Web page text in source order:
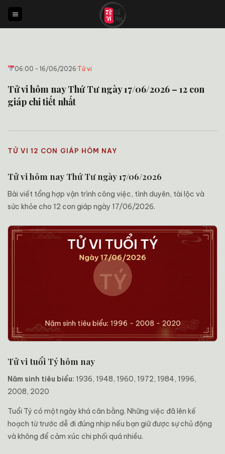
qua
nội
06:00 - 16/06/2026·Tử vi
Tử vi hôm nay Thứ Tư ngày 17/06/2026 – 12 con
giáp chi tiết nhất
TỬ VI 12 CON GIÁP HÔM NAY
Tử vi hôm nay Thứ Tư ngày 17/06/2026
Bài viết tổng hợp vận trình công việc, tình duyên, tài lộc và
sức khỏe cho 12 con giáp ngày 17/06/2026.
Tử vi tuổi Tý hôm nay
Năm sinh tiêu biểu: 1936, 1948, 1960, 1972, 1984, 1996,
2008, 2020
Tuổi Tý có một ngày khá cân bằng. Những việc đã lên kế
hoạch từ trước dễ đi đúng nhịp nếu bạn giữ được sự chủ động
và không để cảm xúc chi phối quá nhiều.